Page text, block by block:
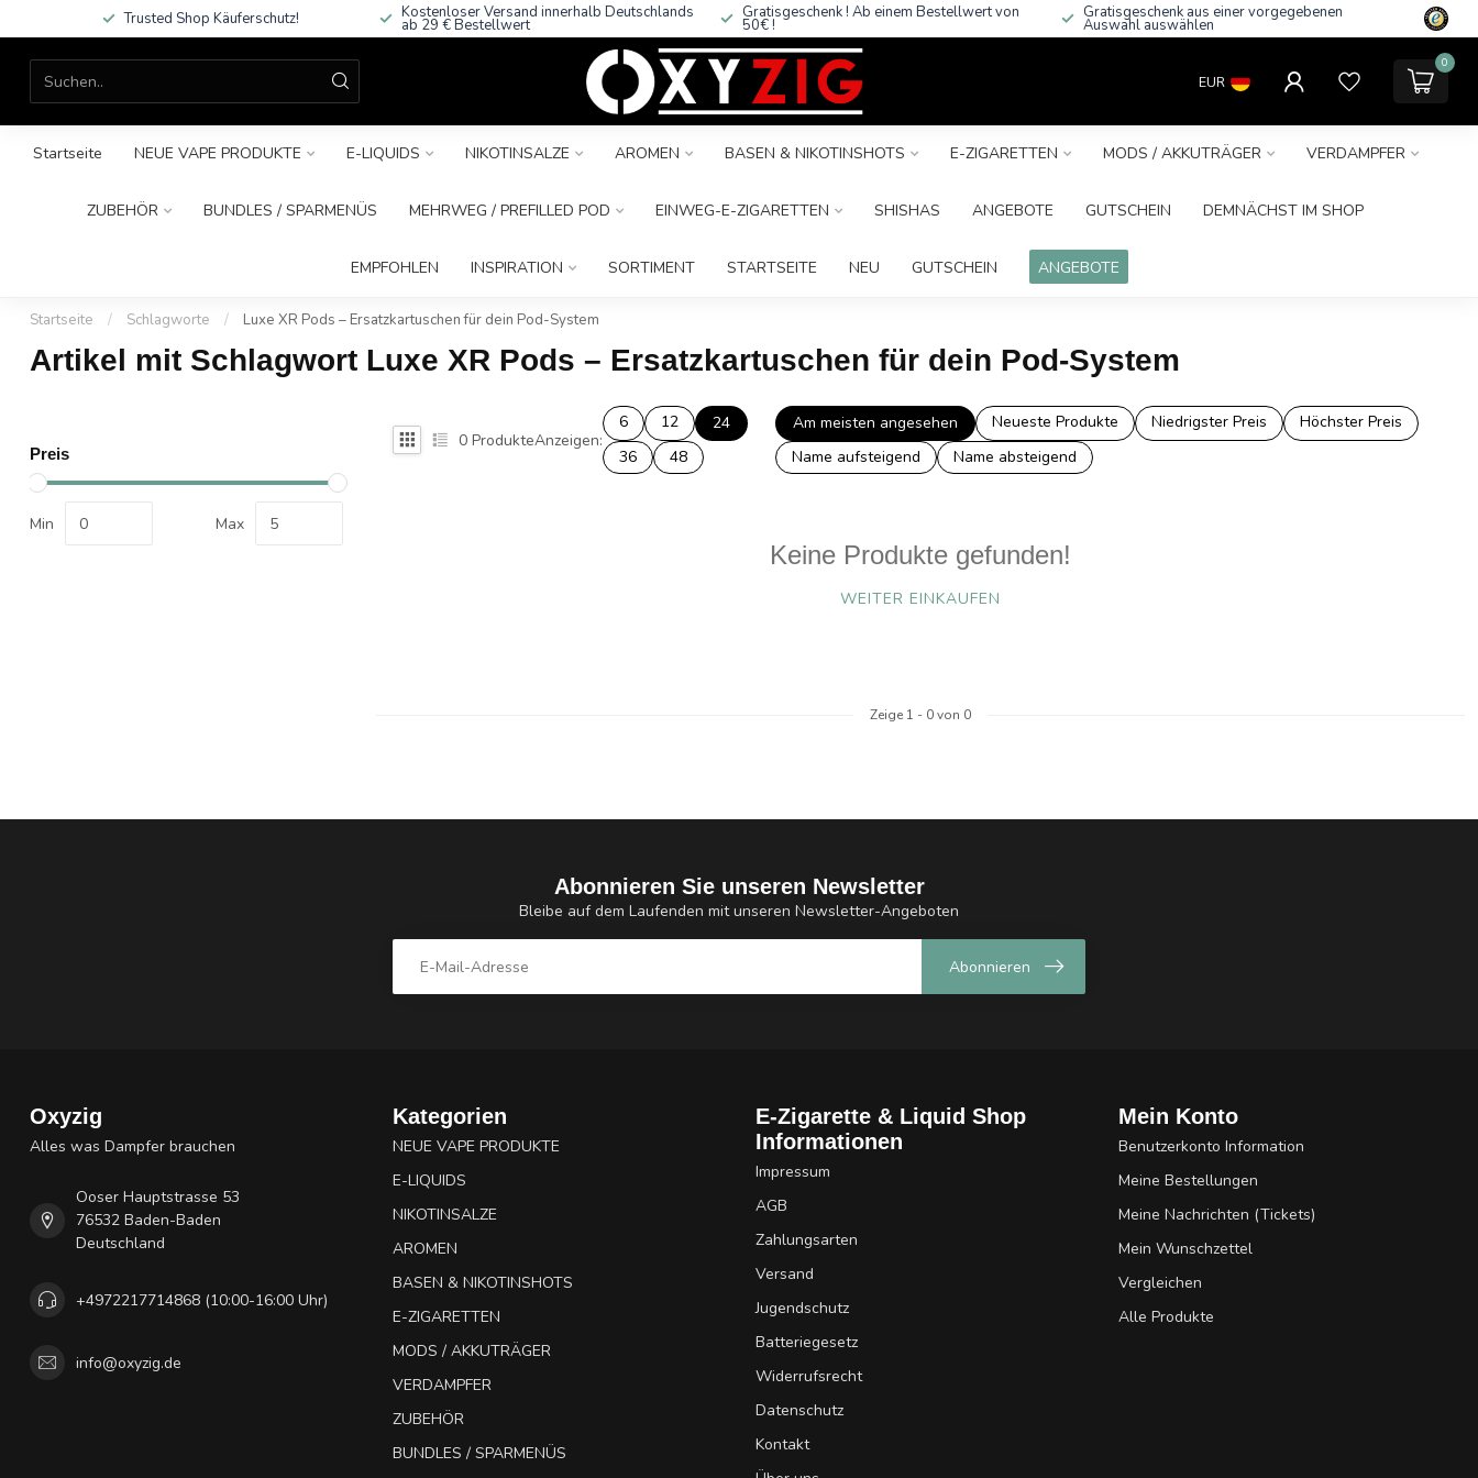
Trusted Shop Käuferschutz! Kostenloser Versand innerhalb Deutschlands
ab 29 € Bestellwert
Gratisgeschenk ! Ab einem Bestellwert von
50€ !
Gratisgeschenk aus einer vorgegebenen
Auswahl auswählen
EUR
0
Startseite NEUE VAPE PRODUKTE E-LIQUIDS NIKOTINSALZE AROMEN BASEN & NIKOTINSHOTS E-ZIGARETTEN MODS / AKKUTRÄGER VERDAMPFER
ZUBEHÖR BUNDLES / SPARMENÜS MEHRWEG / PREFILLED POD EINWEG-E-ZIGARETTEN SHISHAS ANGEBOTE GUTSCHEIN DEMNÄCHST IM SHOP
EMPFOHLEN INSPIRATION SORTIMENT STARTSEITE NEU GUTSCHEIN ANGEBOTE
Startseite / Schlagworte / Luxe XR Pods – Ersatzkartuschen für dein Pod-System
Artikel mit Schlagwort Luxe XR Pods – Ersatzkartuschen für dein Pod-System
Preis
Min Max
0 ProdukteAnzeigen:
6 12
24
36
48
Am meisten angesehen Neueste Produkte Niedrigster Preis
Höchster Preis
Name aufsteigend
Name absteigend
Keine Produkte gefunden!
WEITER EINKAUFEN
Zeige 1 - 0von 0
Abonnieren Sie unseren Newsletter
Bleibe auf dem Laufenden mit unseren Newsletter-Angeboten
Abonnieren
Oxyzig
Alles was Dampfer brauchen
Ooser Hauptstrasse 53
76532 Baden-Baden
Deutschland
+4972217714868 (10:00-16:00 Uhr)
info@oxyzig.de
Kategorien
NEUE VAPE PRODUKTE
E-LIQUIDS
NIKOTINSALZE
AROMEN
BASEN & NIKOTINSHOTS
E-ZIGARETTEN
MODS / AKKUTRÄGER
VERDAMPFER
ZUBEHÖR
BUNDLES / SPARMENÜS
E-Zigarette & Liquid Shop
Informationen
Impressum
AGB
Zahlungsarten
Versand
Jugendschutz
Batteriegesetz
Widerrufsrecht
Datenschutz
Kontakt
Mein Konto
Benutzerkonto Information
Meine Bestellungen
Meine Nachrichten (Tickets)
Mein Wunschzettel
Vergleichen
Alle Produkte